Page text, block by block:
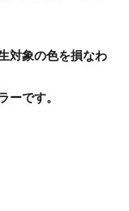
対象の色を損なわ
ーです。